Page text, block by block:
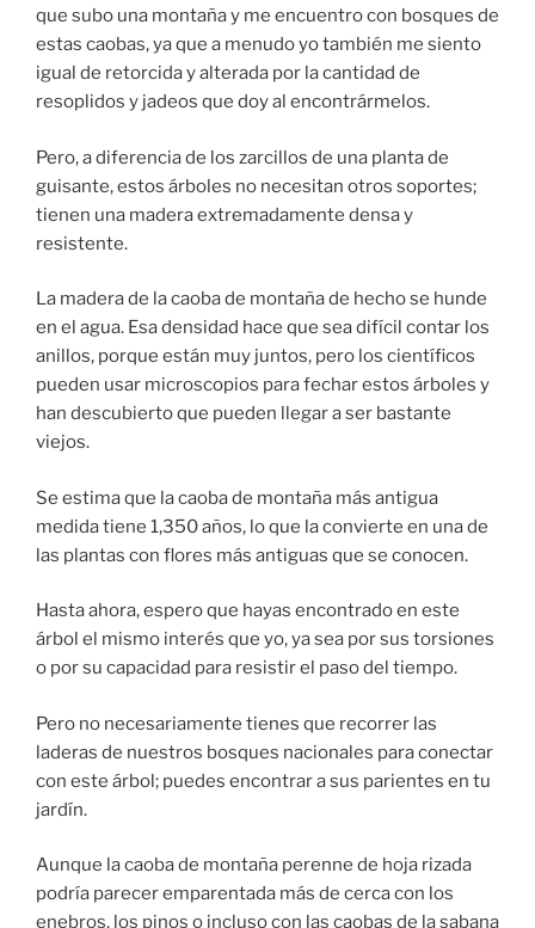
que subo una montaña y me encuentro con bosques de
estas caobas, ya que a menudo yo también me siento
igual de retorcida y alterada por la cantidad de
resoplidos y jadeos que doy al encontrármelos.
Pero, a diferencia de los zarcillos de una planta de
guisante, estos árboles no necesitan otros soportes;
tienen una madera extremadamente densa y
resistente.
La madera de la caoba de montaña de hecho se hunde
en el agua. Esa densidad hace que sea difícil contar los
anillos, porque están muy juntos, pero los científicos
pueden usar microscopios para fechar estos árboles y
han descubierto que pueden llegar a ser bastante
viejos.
Se estima que la caoba de montaña más antigua
medida tiene 1,350 años, lo que la convierte en una de
las plantas con flores más antiguas que se conocen.
Hasta ahora, espero que hayas encontrado en este
árbol el mismo interés que yo, ya sea por sus torsiones
o por su capacidad para resistir el paso del tiempo.
Pero no necesariamente tienes que recorrer las
laderas de nuestros bosques nacionales para conectar
con este árbol; puedes encontrar a sus parientes en tu
jardín.
Aunque la caoba de montaña perenne de hoja rizada
podría parecer emparentada más de cerca con los
enebros, los pinos o incluso con las caobas de la sabana